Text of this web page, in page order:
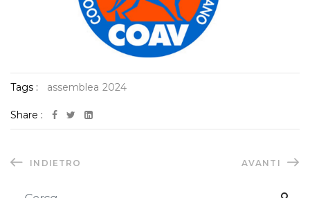
Tags : assemblea 2024
Share :
INDIETRO AVANTI